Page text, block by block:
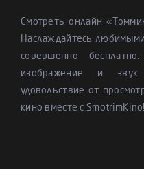
Смотреть онлайн
Наслаждайтесь
совершенно
изображение и
удовольствие от
кино вместе с SmotrimKino!